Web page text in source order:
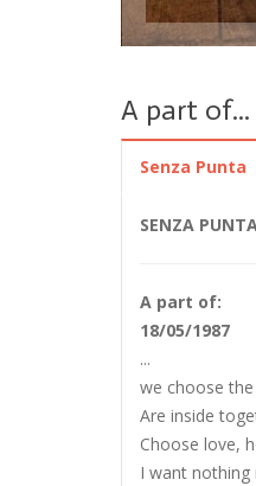
A part of...
Senza Punta
SENZA
A part of:
18/05/1987
...
we choose
Are inside
Choose love,
I want nothing